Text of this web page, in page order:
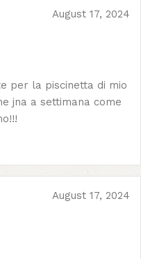
August 17, 2024
per la piscinetta di mio
jna a settimana come
August 17, 2024